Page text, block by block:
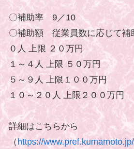
〇補助率 9／10
〇補助額 従業員数に応じて補
０人 上限 ２０万円
１～４人 上限 ５０万円
５～９人 上限１００万円
１０～２０人 上限２００万円
詳細はこちらから
（https://